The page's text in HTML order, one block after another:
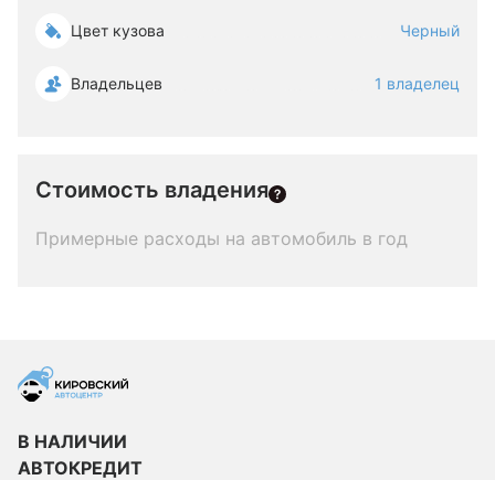
Цвет кузова Черный
Владельцев 1 владелец
Стоимость владения
Примерные расходы на автомобиль в год
В НАЛИЧИИ
АВТОКРЕДИТ